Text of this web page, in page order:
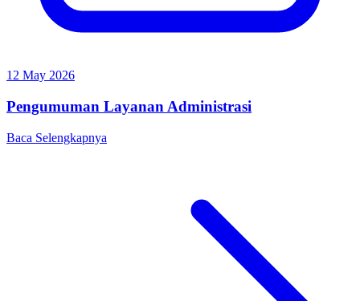
12 May 2026
Pengumuman Layanan Administrasi
Baca Selengkapnya